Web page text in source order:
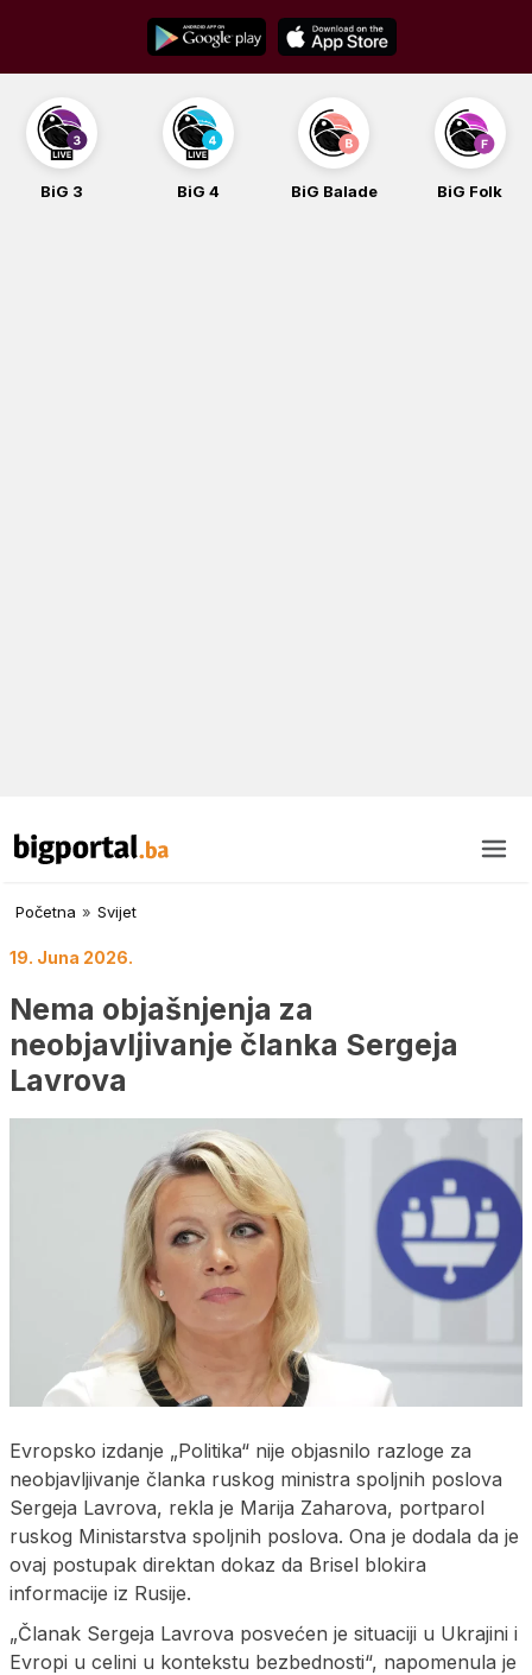
content
BiG 3 BiG 4 BiG Balade BiG Folk
Početna » Svijet
19. Juna 2026.
Nema objašnjenja za
neobjavljivanje članka Sergeja
Lavrova
Evropsko izdanje „Politika“ nije objasnilo razloge za
neobjavljivanje članka ruskog ministra spoljnih poslova
Sergeja Lavrova, rekla je Marija Zaharova, portparol
ruskog Ministarstva spoljnih poslova. Ona je dodala da je
ovaj postupak direktan dokaz da Brisel blokira
informacije iz Rusije.
„Članak Sergeja Lavrova posvećen je situaciji u Ukrajini i
Evropi u celini u kontekstu bezbednosti“, napomenula je